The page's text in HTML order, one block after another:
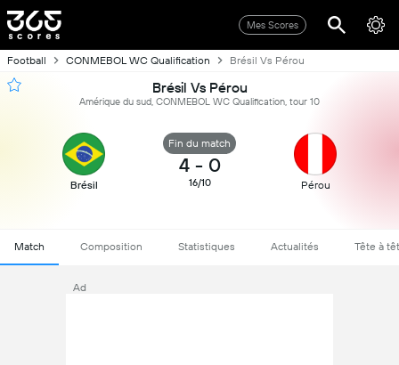
Mes Scores
Football CONMEBOL WC Qualification Brésil Vs Pérou
Brésil Vs Pérou
Amérique du sud, CONMEBOL WC Qualification, tour 10
Brésil
Fin du match
4 - 0
16/10 Pérou
Match Composition Statistiques Actualités Tête à
Ad